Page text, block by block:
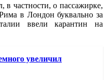
в частности, о пассажирке,
в Лондон буквально за
ввели карантин на
увеличил